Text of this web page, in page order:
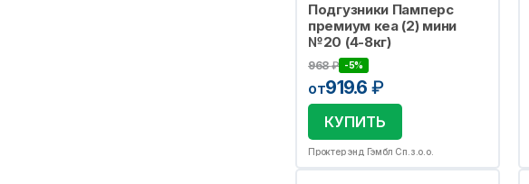
Подгузники Памперс
премиум кеа (2) мини
№20 (4-8кг)
968₽ -5%
от919.6 ₽
КУПИТЬ
Проктер энд Гэмбл Сп.з.о.о.